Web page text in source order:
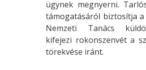
ügynek megnyerni.
támogatásáról biztosítja a
Nemzeti Tanács
kifejezi rokonszenvét a
törekvése iránt.